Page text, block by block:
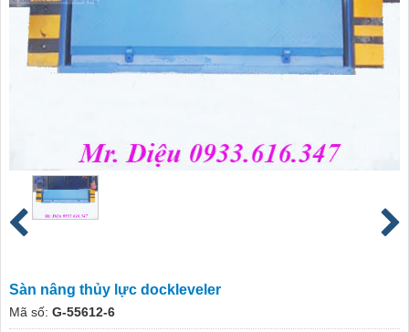
Sàn nâng thủy lực dockleveler
Mã số: G-55612-6